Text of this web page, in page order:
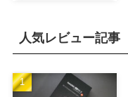
人気レビュー記事